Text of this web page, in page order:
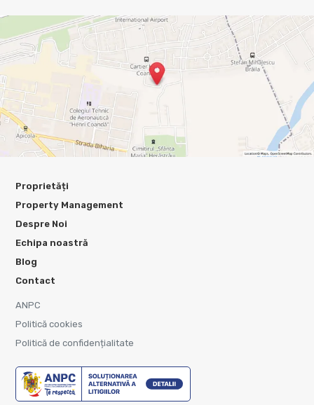
Proprietăți
Property Management
Despre Noi
Echipa noastră
Blog
Contact
ANPC
Politică cookies
Politică de confidențialitate